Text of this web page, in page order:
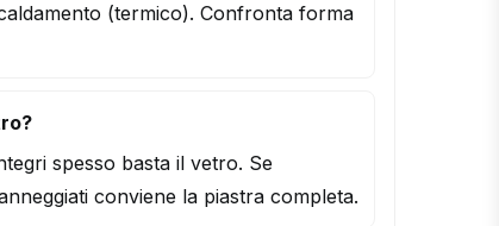
(termico). Confronta forma
spesso basta il vetro. Se
conviene la piastra completa.